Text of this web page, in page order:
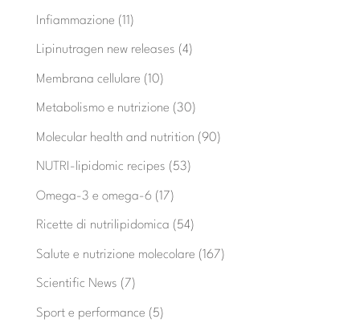
Infiammazione (11)
Lipinutragen new releases (4)
Membrana cellulare (10)
Metabolismo e nutrizione (30)
Molecular health and nutrition (90)
NUTRI-lipidomic recipes (53)
Omega-3 e omega-6(17)
Ricette di nutrilipidomica (54)
Salute e nutrizione molecolare (167)
Scientific News (7)
Sport e performance (5)